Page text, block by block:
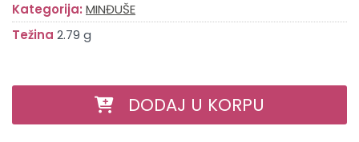
Kategorija: MINĐUŠE
Težina 2.79 g
DODAJ U KORPU